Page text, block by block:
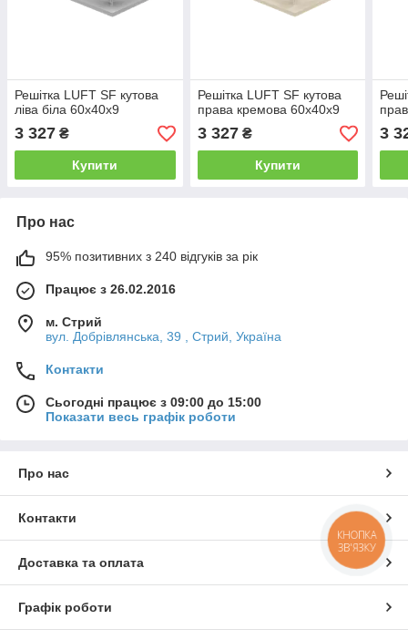
Решітка LUFT SF кутова
ліва біла 60x40x9
3 327 ₴
Купити
Решітка LUFT SF кутова
права кремова 60x40x9
3 327₴
Купити
3
Про нас
95% позитивних з 240 відгуків за рік
Працює з 26.02.2016
м. Стрий
вул. Добрівлянська, 39 , Стрий, Україна
Контакти
Сьогодні працює з 09:00 до 15:00
Показати весь графік роботи
Про нас
Контакти
Доставка та оплата
Графік роботи
КНОПКА
ЗВ'ЯЗКУ